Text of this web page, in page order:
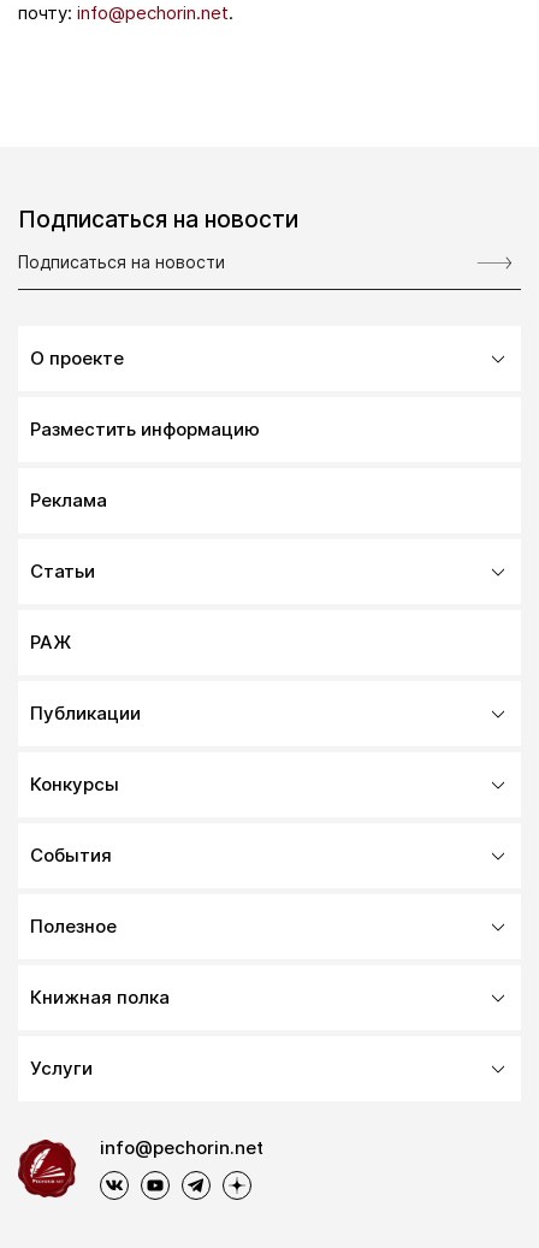
почту: info@pechorin.net.
Подписаться на новости
О проекте
Разместить информацию
Реклама
Статьи
РАЖ
Публикации
Конкурсы
События
Полезное
Книжная полка
Услуги
info@pechorin.net